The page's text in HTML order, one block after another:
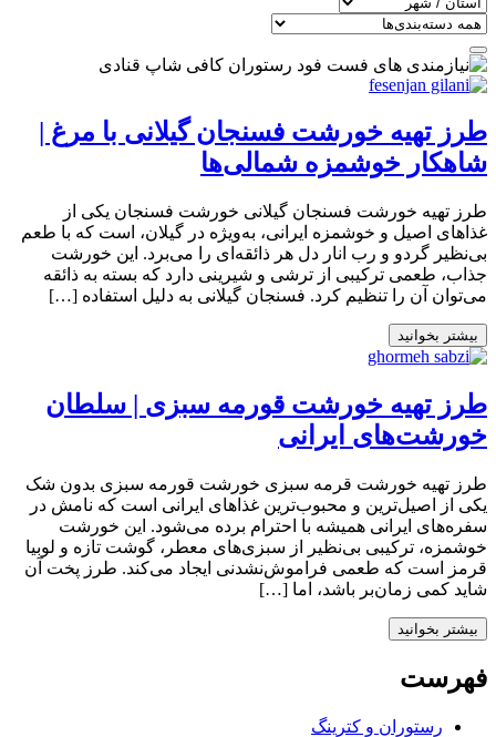
طرز تهیه خورشت فسنجان گیلانی با مرغ |
شاهکار خوشمزه شمالی‌ها
طرز تهیه خورشت فسنجان گیلانی خورشت فسنجان یکی از
غذاهای اصیل و خوشمزه ایرانی، به‌ویژه در گیلان، است که با طعم
بی‌نظیر گردو و رب انار دل هر ذائقه‌ای را می‌برد. این خورشت
جذاب، طعمی ترکیبی از ترشی و شیرینی دارد که بسته به ذائقه
می‌توان آن را تنظیم کرد. فسنجان گیلانی به دلیل استفاده […]
بیشتر بخوانید
طرز تهیه خورشت قورمه سبزی | سلطان
خورشت‌های ایرانی
طرز تهیه خورشت قرمه سبزی خورشت قورمه سبزی بدون شک
یکی از اصیل‌ترین و محبوب‌ترین غذاهای ایرانی است که نامش در
سفره‌های ایرانی همیشه با احترام برده می‌شود. این خورشت
خوشمزه، ترکیبی بی‌نظیر از سبزی‌های معطر، گوشت تازه و لوبیا
قرمز است که طعمی فراموش‌نشدنی ایجاد می‌کند. طرز پخت آن
شاید کمی زمان‌بر باشد، اما […]
بیشتر بخوانید
فهرست
رستوران و کترینگ